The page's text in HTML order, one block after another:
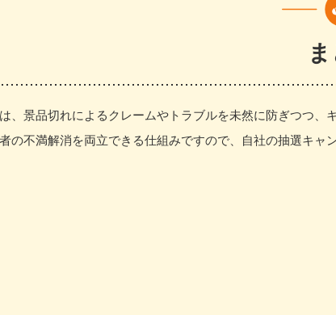
、景品切れによるクレームやトラブルを未然に防ぎつつ
の不満解消を両立できる仕組みですので、自社の抽選キャ